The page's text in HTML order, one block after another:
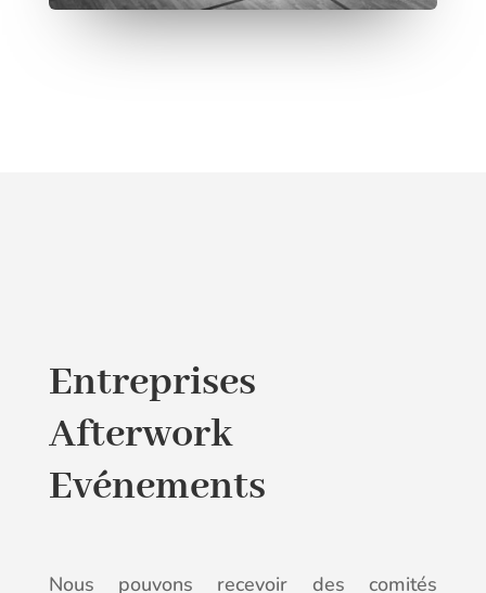
Entreprises
Afterwork
Evénements
Nous pouvons recevoir des comités